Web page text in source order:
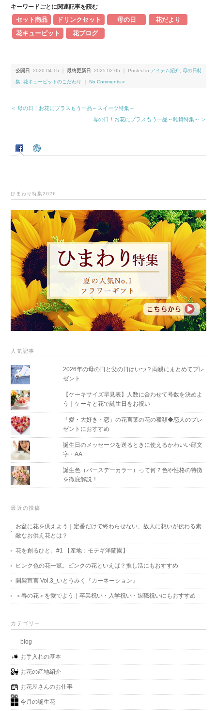
キーワードごとに関連記事を読む
セット商品 ドリンクセット 母の日
花だより
花キューピット
花ブログ
公開日:2020-04-15 ｜最終更新日:2025-02-05 ｜ Posted in アイテム紹介,母の日特
集,花キューピットのこだわり ｜No Comments »
＜ 母の日！お花にプラスもう一品～スイーツ特集～
母の日！お花にプラスもう一品～雑貨特集～ ＞
ひまわり特集2026
人気記事
2026年の母の日と父の日はいつ？両親にまとめてプレ
ゼント
【ケーキサイズ早見表】人数に合わせて号数を決めよ
う｜ケーキと花で誕生日をお祝い
「愛・大好き・恋」の花言葉の花の種類◆恋人のプレ
ゼントにおすすめ
誕生日のメッセージを送るときに使えるかわいい顔文
字・AA
誕生色（バースデーカラー）って何？色や性格の特徴
を徹底解説！
最近の投稿
お盆に花を供えよう｜定番だけで終わらせない、故人に想いが伝わる素
敵なお供え花とは？
花を創るひと。#1 【産地：モテギ洋蘭園】
ピンク色の花一覧。ピンクの花といえば？推し活にもおすすめ
開架宣言 Vol.3_いとうみく『カーネーション』
＜春の花＞を愛でよう｜卒業祝い・入学祝い・退職祝いにもおすすめ
カテゴリー
blog
お手入れの基本
お花の産地紹介
お花屋さんのお仕事
今月の誕生花